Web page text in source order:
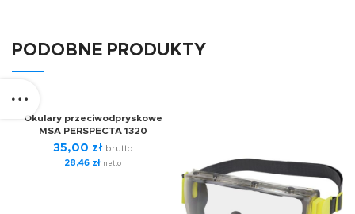
PODOBNE PRODUKTY
Okulary przeciwodpryskowe
MSA PERSPECTA 1320
35,00 zł brutto
28,46 zł netto